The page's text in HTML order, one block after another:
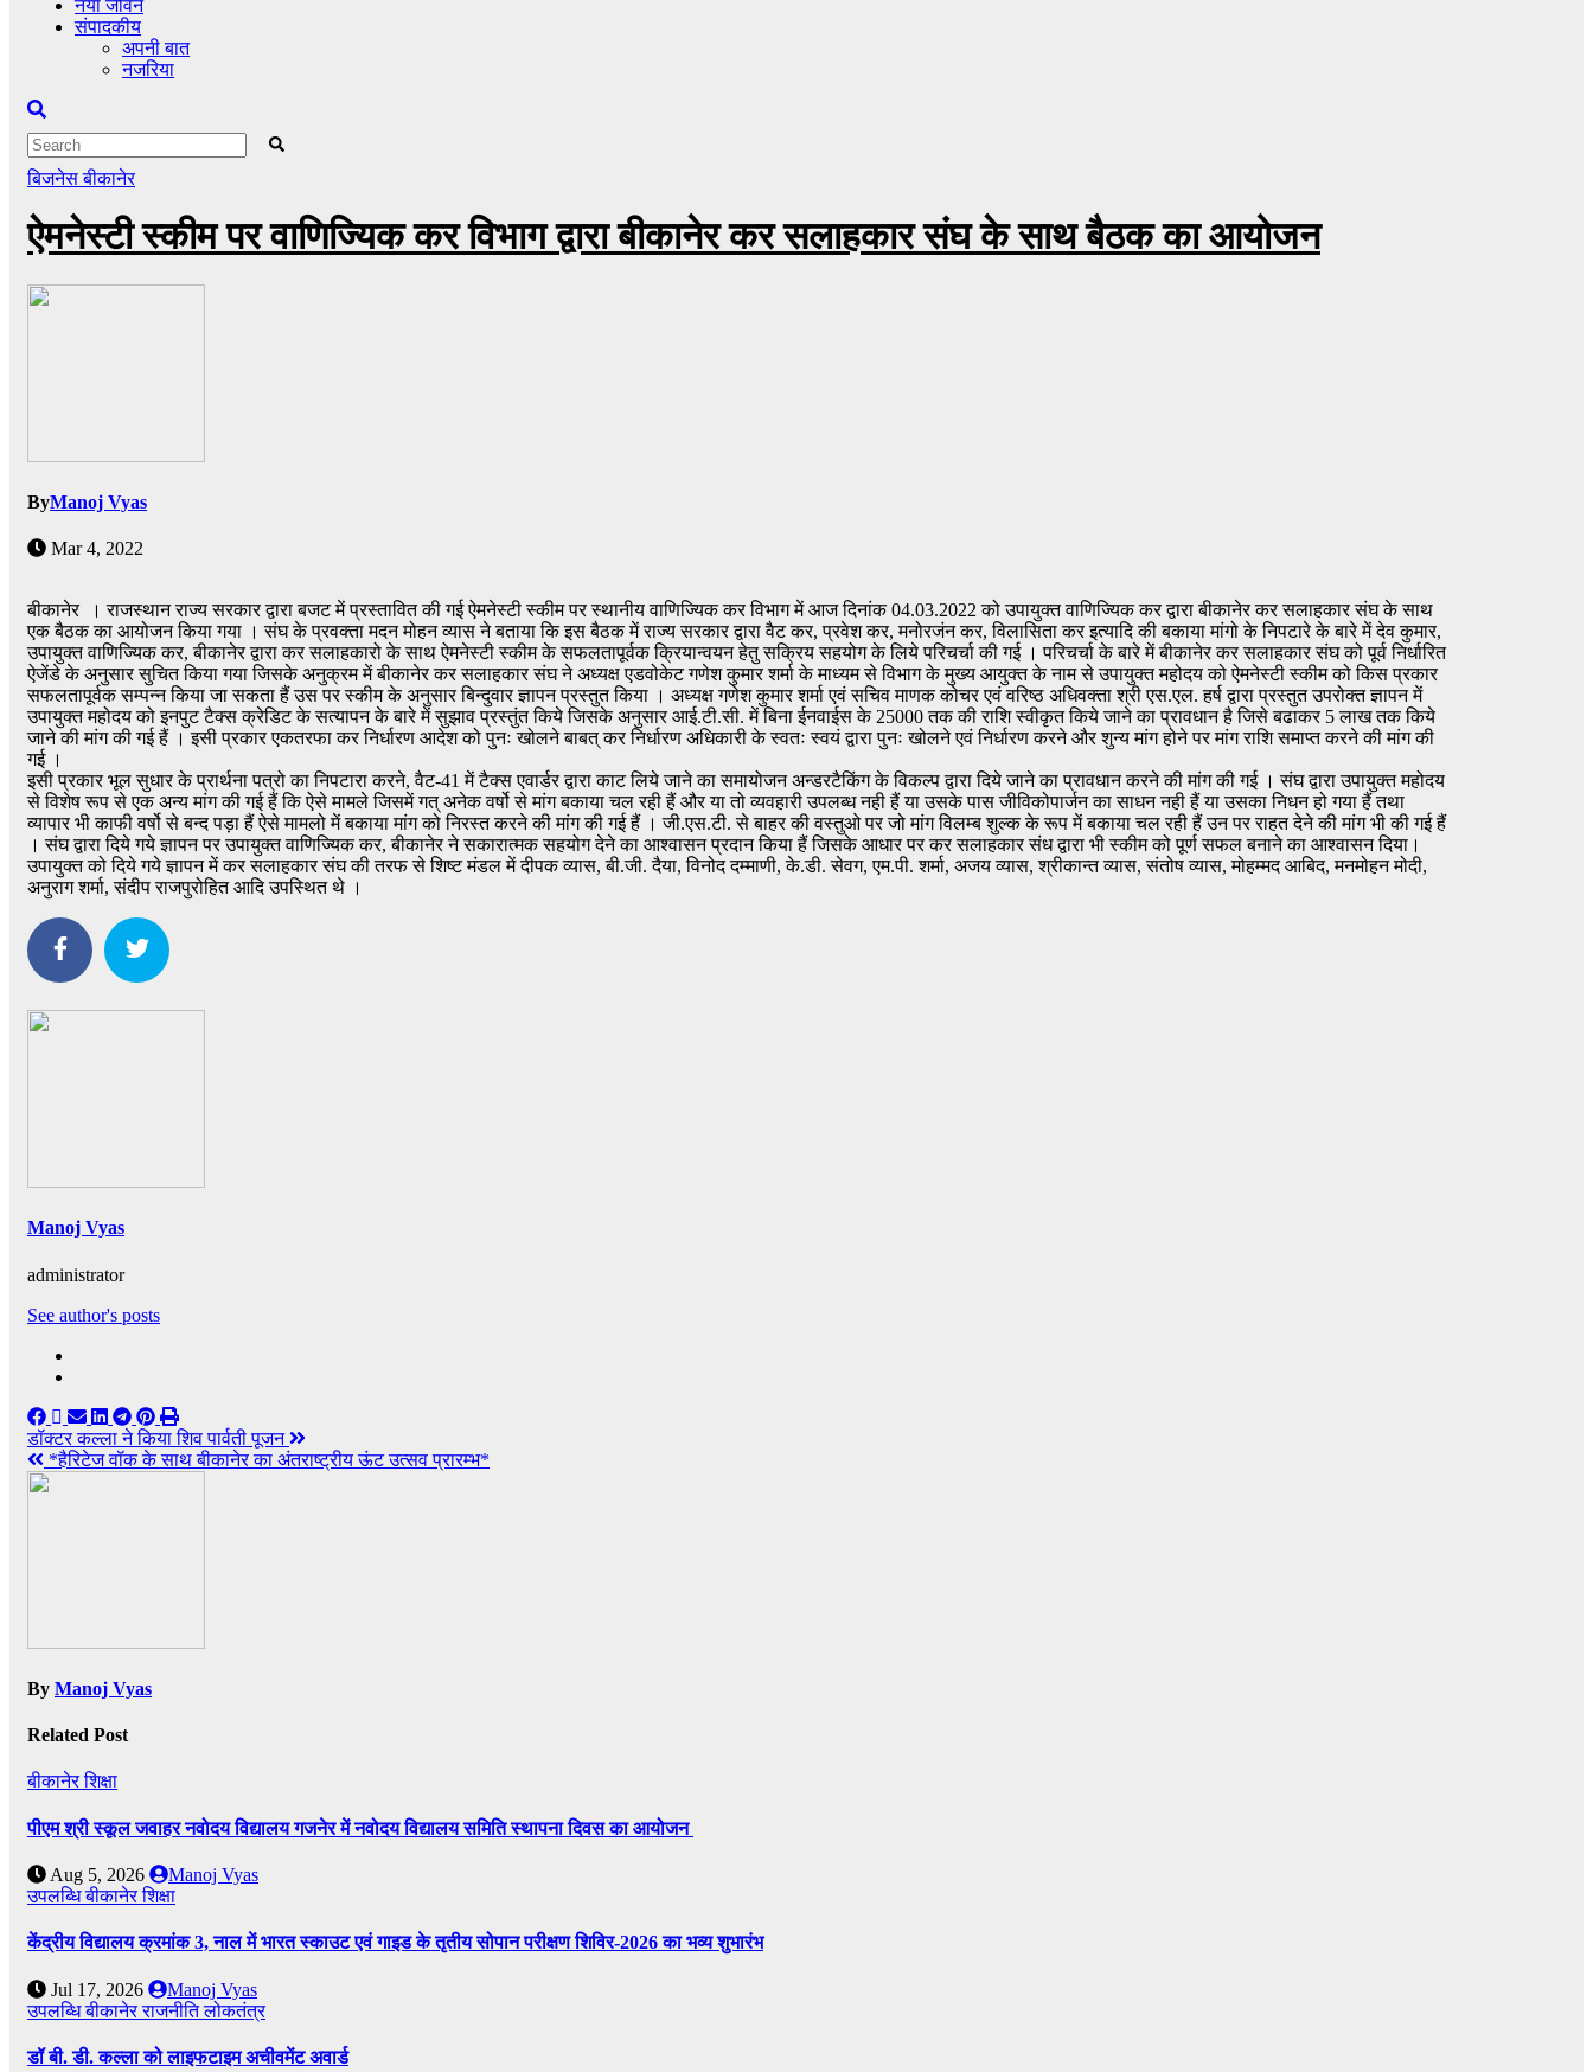
नया जीवन
संपादकीय
अपनी बात
नजरिया
बिजनेसबीकानेर
ऐमनेस्टी स्कीम पर वाणिज्यिक कर विभाग द्वारा बीकानेर कर सलाहकार संघ के साथ बैठक का आयोजन
ByManoj Vyas
Mar 4, 2022
बीकानेर । राजस्थान राज्य सरकार द्वारा बजट में प्रस्तावित की गई ऐमनेस्टी स्कीम पर स्थानीय वाणिज्यिक कर विभाग में आज दिनांक 04.03.2022 को उपायुक्त वाणिज्यिक कर द्वारा बीकानेर कर सलाहकार संघ के साथ
एक बैठक का आयोजन किया गया । संघ के प्रवक्ता मदन मोहन व्यास ने बताया कि इस बैठक में राज्य सरकार द्वारा वैट कर, प्रवेश कर, मनोरजंन कर, विलासिता कर इत्यादि की बकाया मांगो के निपटारे के बारे में देव कुमार,
उपायुक्त वाणिज्यिक कर, बीकानेर द्वारा कर सलाहकारो के साथ ऐमनेस्टी स्कीम के सफलतापूर्वक क्रियान्वयन हेतु सक्रिय सहयोग के लिये परिचर्चा की गई ।परिचर्चा के बारे में बीकानेर कर सलाहकार संघ को पूर्व निर्धारित
ऐजेंडे के अनुसार सुचित किया गया जिसके अनुक्रम में बीकानेर कर सलाहकार संघ ने अध्यक्ष एडवोकेट गणेश कुमार शर्मा के माध्यम से विभाग के मुख्य आयुक्त के नाम से उपायुक्त महोदय को ऐमनेस्टी स्कीम को किस प्रकार
सफलतापूर्वक सम्पन्न किया जा सकता हैं उस पर स्कीम के अनुसार बिन्दुवार ज्ञापन प्रस्तुत किया । अध्यक्ष गणेश कुमार शर्मा एवं सचिव माणक कोचर एवं वरिष्ठ अधिवक्ता श्री एस.एल. हर्ष द्वारा प्रस्तुत उपरोक्त ज्ञापन में
उपायुक्त महोदय को इनपुट टैक्स क्रेडिट के सत्यापन के बारे में सुझाव प्रस्तुंत किये जिसके अनुसार आई.टी.सी. में बिना ईनवाईस के 25000 तक की राशि स्वीकृत किये जाने का प्रावधान है जिसे बढाकर 5 लाख तक किये
जाने की मांग की गई हैं । इसी प्रकार एकतरफा कर निर्धारण आदेश को पुनः खोलने बाबत् कर निर्धारण अधिकारी के स्वतः स्वयं द्वारा पुनः खोलने एवं निर्धारण करने और शुन्य मांग होने पर मांग राशि समाप्त करने की मांग की
गई ।
इसी प्रकार भूल सुधार के प्रार्थना पत्रो का निपटारा करने, वैट-41 में टैक्स एवार्डर द्वारा काट लिये जाने का समायोजन अन्डरटैकिंग के विकल्प द्वारा दिये जाने का प्रावधान करने की मांग की गई । संघ द्वारा उपायुक्त महोदय
से विशेष रूप से एक अन्य मांग की गई हैं कि ऐसे मामले जिसमें गत् अनेक वर्षो से मांग बकाया चल रही हैं और या तो व्यवहारी उपलब्ध नही हैं या उसके पास जीविकोपार्जन का साधन नही हैं या उसका निधन हो गया हैं तथा
व्यापार भी काफी वर्षो से बन्द पड़ा हैं ऐसे मामलो में बकाया मांग को निरस्त करने की मांग की गई हैं । जी.एस.टी. से बाहर की वस्तुओ पर जो मांग विलम्ब शुल्क के रूप में बकाया चल रही हैं उन पर राहत देने की मांग भी की गई हैं
। संघ द्वारा दिये गये ज्ञापन पर उपायुक्त वाणिज्यिक कर, बीकानेर ने सकारात्मक सहयोग देने का आश्वासन प्रदान किया हैं जिसके आधार पर कर सलाहकार संध द्वारा भी स्कीम को पूर्ण सफल बनाने का आश्वासन दिया।
उपायुक्त को दिये गये ज्ञापन में कर सलाहकार संघ की तरफ से शिष्ट मंडल में दीपक व्यास, बी.जी. दैया, विनोद दम्माणी, के.डी. सेवग, एम.पी. शर्मा, अजय व्यास, श्रीकान्त व्यास, संतोष व्यास, मोहम्मद आबिद, मनमोहन मोदी,
अनुराग शर्मा, संदीप राजपुरोहित आदि उपस्थित थे ।
Manoj Vyas
administrator
See author's posts
Post
navigation
डॉक्टर कल्ला ने किया शिव पार्वती पूजन
*हैरिटेज वॉक के साथ बीकानेर का अंतराष्ट्रीय ऊंट उत्सव प्रारम्भ*
By Manoj Vyas
Related Post
बीकानेरशिक्षा
पीएम श्री स्कूल जवाहर नवोदय विद्यालय गजनेर में नवोदय विद्यालय समिति स्थापना दिवस का आयोजन
Aug 5, 2026
Manoj Vyas
उपलब्धिबीकानेरशिक्षा
केंद्रीय विद्यालय क्रमांक 3, नाल में भारत स्काउट एवं गाइड के तृतीय सोपान परीक्षण शिविर-2026 का भव्य शुभारंभ
Jul 17, 2026
Manoj Vyas
उपलब्धिबीकानेरराजनीतिलोकतंत्र
डॉ बी. डी. कल्ला को लाइफटाइम अचीवमेंट अवार्ड